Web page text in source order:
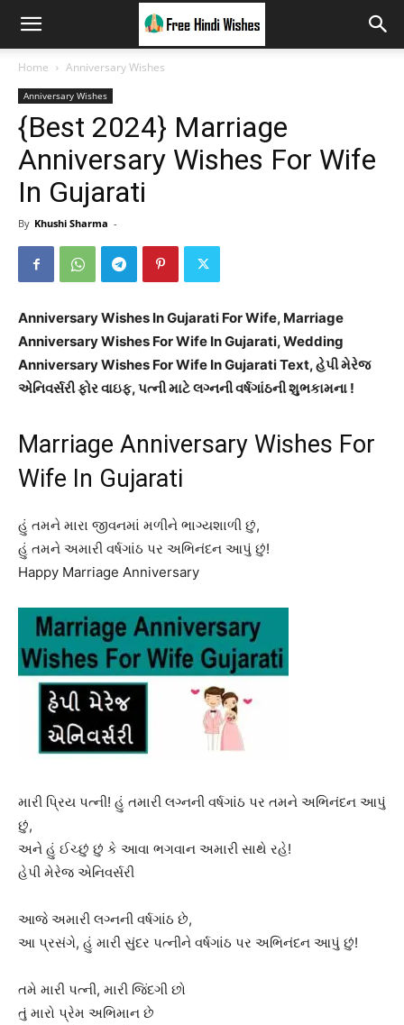
Home Anniversary Wishes
Anniversary Wishes
{Best 2024} Marriage
Anniversary Wishes For Wife
In Gujarati
By Khushi Sharma -
Anniversary Wishes In Gujarati For Wife, Marriage
Anniversary Wishes For Wife In Gujarati, Wedding
Anniversary Wishes For Wife In Gujarati Text, હેપી મેરેજ
એનિવર્સરી ફોર વાઇફ, પત્ની માટે લગ્નની વર્ષગાંઠની શુભકામના !
Marriage Anniversary Wishes For
Wife In Gujarati
હું તમને મારા જીવનમાં મળીને ભાગ્યશાળી છું,
હું તમને અમારી વર્ષગાંઠ પર અભિનંદન આપું છું!
Happy Marriage Anniversary
મારી પ્રિય પત્ની! હું તમારી લગ્નની વર્ષગાંઠ પર તમને અભિનંદન આપું
છું,
અને હું ઈચ્છું છું કે આવા ભગવાન અમારી સાથે રહે!
હેપી મેરેજ એનિવર્સરી
આજે અમારી લગ્નની વર્ષગાંઠ છે,
આ પ્રસંગે, હું મારી સુંદર પત્નીને વર્ષગાંઠ પર અભિનંદન આપું છું!
તમે મારી પત્ની, મારી જિંદગી છો
તું મારો પ્રેમ અભિમાન છે